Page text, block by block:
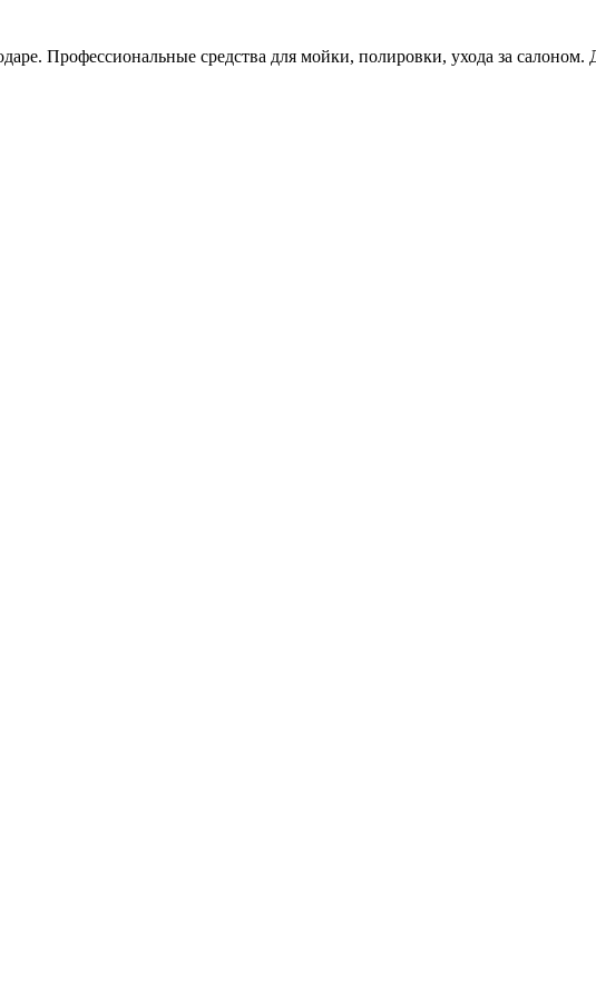
Профессиональные средства для мойки, полировки, ухода за салоном.